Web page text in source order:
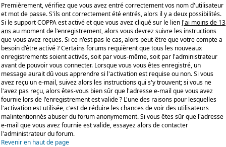
Premièrement, vérifiez que vous avez entré correctement vos nom d'utilisateur
et mot de passe. S'ils ont correctement été entrés, alors il y a deux possibilités.
Si le support COPPA est activé et que vous avez cliqué sur le lien J'ai moins de 13
ansau moment de l'enregistrement, alors vous devrez suivre les instructions
que vous avez reçues. Si ce n'est pas le cas, alors peut-être que votre compte a
besoin d'être activé ? Certains forums requièrent que tous les nouveaux
enregistrements soient activés, soit par vous-même, soit par l'administrateur
avant de pouvoir vous connecter. Lorsque vous vous êtes enregistré, un
message aurait dû vous apprendre si l'activation est requise ou non. Si vous
avez reçu un e-mail, suivez alors les instructions qui s'y trouvent; si vous ne
l'avez pas reçu, alors êtes-vous bien sûr que l'adresse e-mail que vous avez
fournie lors de l'enregistrement est valide ? L'une des raisons pour lesquelles
l'activation est utilisée, c'est de réduire les chances de voir des utilisateurs
malintentionnés abuser du forum anonymement. Si vous êtes sûr que l'adresse
e-mail que vous avez fournie est valide, essayez alors de contacter
l'administrateur du forum.
Revenir en haut de page